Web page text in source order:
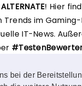
bei der
ALTERNATE! Hier
Trends im
IT-News.